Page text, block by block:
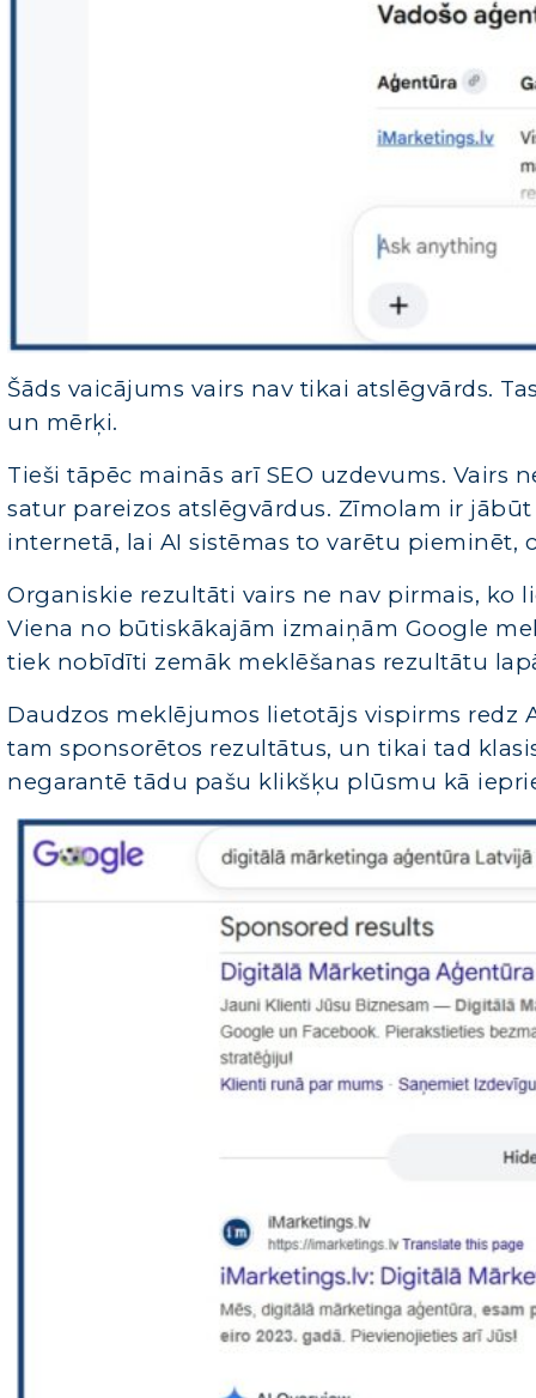
Šāds vaicājums vairs nav tikai atslēgvārds.
un mērķi.
Tieši tāpēc mainās arī SEO uzdevums.
satur pareizos atslēgvārdus. Zīmolam ir
internetā, lai AI sistēmas to varētu pieminēt,
Organiskie rezultāti vairs ne nav pirmais, ko
Viena no būtiskākajām izmaiņām Google
tiek nobīdīti zemāk meklēšanas rezultātu
Daudzos meklējumos lietotājs vispirms redz
tam sponsorētos rezultātus, un tikai tad
negarantē tādu pašu klikšķu plūsmu kā